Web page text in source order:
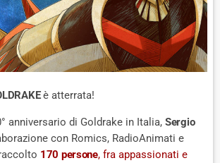
è atterrata!
anniversario di Goldrake in Italia, Sergio
con Romics, RadioAnimati e
170 persone, fra appassionati e